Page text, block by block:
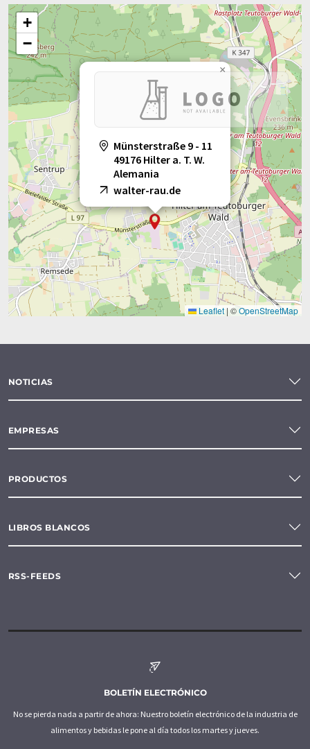
Münsterstraße 9 - 11
49176 Hilter a. T. W.
Alemania
walter-rau.de
×
+
−
Leaflet | ©OpenStreetMap
NOTICIAS
EMPRESAS
PRODUCTOS
LIBROS BLANCOS
RSS-FEEDS
BOLETÍN ELECTRÓNICO
No se pierda nada a partir de ahora: Nuestro boletín electrónico de la industria de
alimentos y bebidas le pone al día todos los martes y jueves.